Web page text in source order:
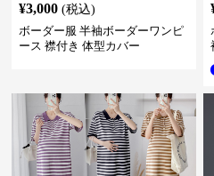
¥3,000 (税込)
ボーダー服 半袖ボーダーワンピ
ース 襟付き 体型カバー